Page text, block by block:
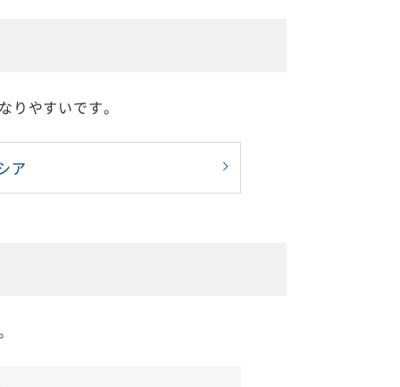
やすいです。
ア